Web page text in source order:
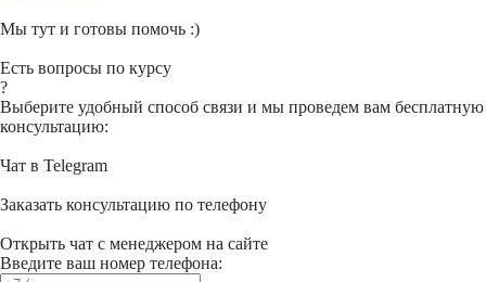
Мы тут и готовы помочь :)
Есть вопросы по курсу
?
Выберите удобный способ связи и мы проведем вам бесплатную
консультацию:
Чат в Telegram
Заказать консультацию по телефону
Открыть чат с менеджером на сайте
Введите ваш номер телефона: